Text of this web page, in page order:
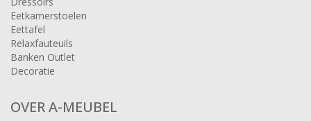
Eetkamerstoelen
Eettafel
Relaxfauteuils
Banken Outlet
Decoratie
OVER A-MEUBEL